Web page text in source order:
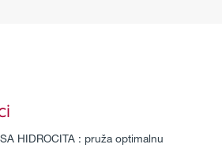
HIDROCITA : pruža optimalnu